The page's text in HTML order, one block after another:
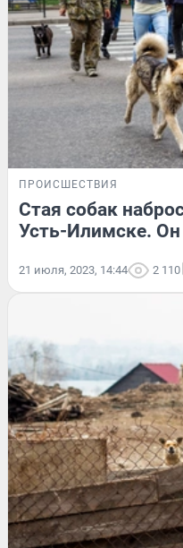
ПРОИСШЕСТВИЯ
Стая собак
Усть-Илимске.
21 июля, 2023, 14:44 2 110